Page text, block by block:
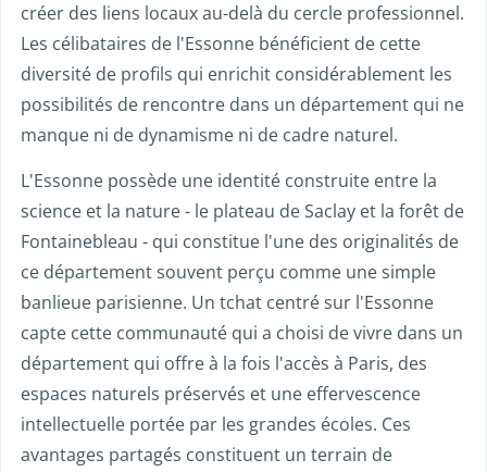
créer des liens locaux au-delà du cercle professionnel.
Les célibataires de l'Essonne bénéficient de cette
diversité de profils qui enrichit considérablement les
possibilités de rencontre dans un département qui ne
manque ni de dynamisme ni de cadre naturel.
L'Essonne possède une identité construite entre la
science et la nature - le plateau de Saclay et la forêt de
Fontainebleau - qui constitue l'une des originalités de
ce département souvent perçu comme une simple
banlieue parisienne. Un tchat centré sur l'Essonne
capte cette communauté qui a choisi de vivre dans un
département qui offre à la fois l'accès à Paris, des
espaces naturels préservés et une effervescence
intellectuelle portée par les grandes écoles. Ces
avantages partagés constituent un terrain de